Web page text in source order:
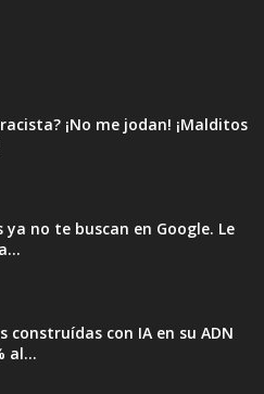
¡No me jodan! ¡Malditos
ya no te buscan en Google. Le
construídas con IA en su ADN
al...